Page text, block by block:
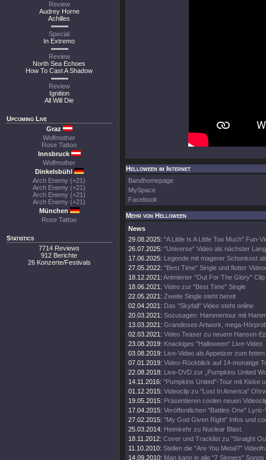
Review
Audrey Horne
Achilles
Special
In Extremo
Review
North Sea Echoes
How To Cast A Shadow
Review
Ignition
All Will Die
Upcoming Live
Graz
Wolfmother
Rose Tattoo
Innsbruck
Wolfmother
Dinkelsbühl
Arch Enemy (+21)
Arch Enemy (+21)
Arch Enemy (+21)
Arch Enemy (+21)
München
Rose Tattoo
Statistics
7714 Reviews
912 Berichte
26 Konzerte/Festivals
Helloween im Internet
Bandhomepage
MySpace
Facebook
Mehr von Helloween
News
29.08.2025: "A Little Is A Little Too Much" Fun-
26.07.2025: "Universe" Video als nächster
17.06.2025: Legende mit magerer Schonkost
27.05.2022: "Best Time" Single und flotter
18.12.2021: Animierter "Out For The Glory" Clip
18.06.2021: Video zur "Best Time" Single
22.05.2021: Zweite Single steht bereit
02.04.2021: Das "Skyfall" Video steht online
20.03.2021: Sozusagen: Hammertour mit
13.03.2021: Grandioses Artwork, mega-
02.03.2021: Video Teaser zu neuem Hansen-
23.08.2019: Knackiges "Halloween" Live-Video
03.08.2019: Live-Video als Appetizer zum
07.01.2019: Video-Rückblick auf 14-monatige
22.08.2018: Live-DVD zur „Pumpkins United
14.11.2016: "Pumpkins United"-Tour mit Kiske
01.12.2015: Videoclip zu "Lost In America"
19.05.2015: Präsentieren coolen neuen
17.04.2015: Veröffentlichen "Battles One" Lyric-
27.02.2015: "My God Given Right" Infos und
25.03.2014: Heimkehr zu Nuclear Blast.
18.11.2012: Cover und Tracklist zu "Straight
11.10.2010: Stellen die "Are You Metal?"
14.09.2010: Man kann in alle "7 Sinners"